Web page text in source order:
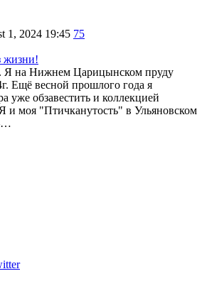
1, 2024 19:45 75
жизни!
Я на Нижнем Царицынском пруду
Ещё весной прошлого года я
уже обзавестить и коллекцией
и моя "Птичканутость" в Ульяновском